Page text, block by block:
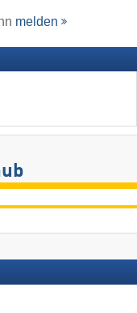
melden